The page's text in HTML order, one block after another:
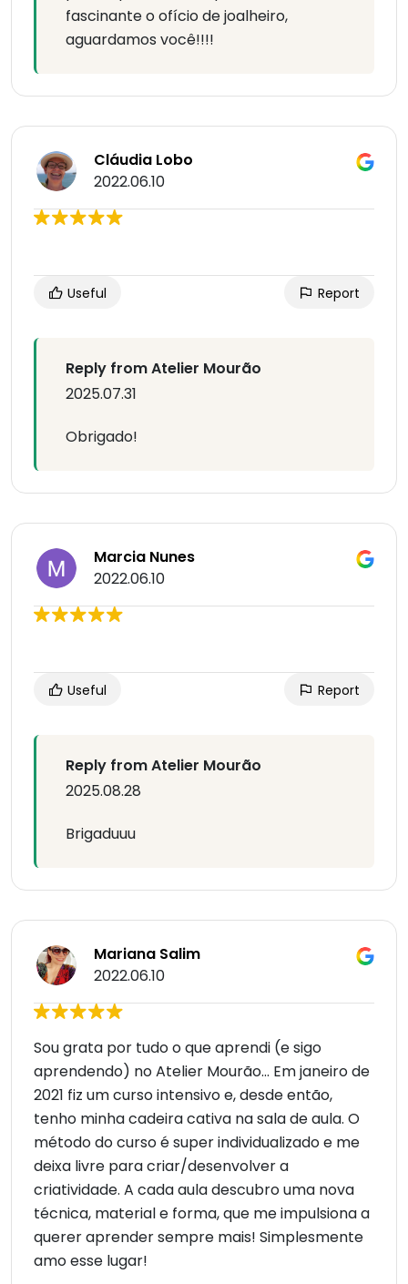
fascinante o ofício de joalheiro,
aguardamos você!!!!
Cláudia Lobo
2022.06.10
Useful Report
Reply from Atelier Mourão
2025.07.31
Obrigado!
Marcia Nunes
2022.06.10
Useful Report
Reply from Atelier Mourão
2025.08.28
Brigaduuu
Mariana Salim
2022.06.10
Sou grata por tudo o que aprendi (e sigo
aprendendo) no Atelier Mourão... Em janeiro de
2021 fiz um curso intensivo e, desde então,
tenho minha cadeira cativa na sala de aula. O
método do curso é super individualizado e me
deixa livre para criar/desenvolver a
criatividade. A cada aula descubro uma nova
técnica, material e forma, que me impulsiona a
querer aprender sempre mais! Simplesmente
amo esse lugar!